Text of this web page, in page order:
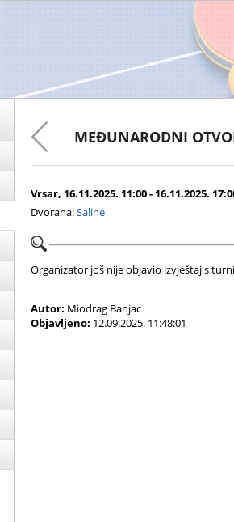
MEĐUNARODNI
Vrsar, 16.11.2025. 11:00 - 16.11.2025.
Dvorana:Saline
Organizator još nije objavio izvještaj s
Autor: Miodrag Banjac
Objavljeno: 12.09.2025. 11:48:01